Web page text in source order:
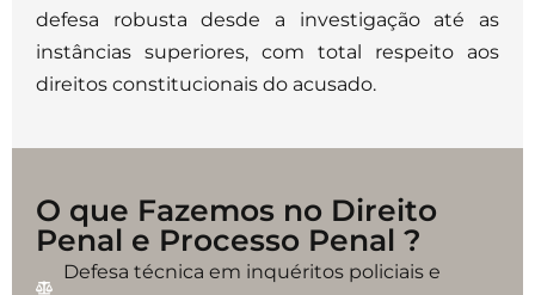
defesa robusta desde a investigação até as
instâncias superiores, com total respeito aos
direitos constitucionais do acusado.
O que Fazemos no Direito
Penal e Processo Penal ?
Defesa técnica em inquéritos policiais e